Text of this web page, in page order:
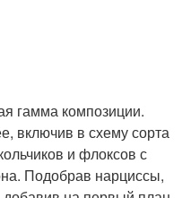
гамма композиции.
включив в схему сорта
и флоксов с
Подобрав нарциссы,